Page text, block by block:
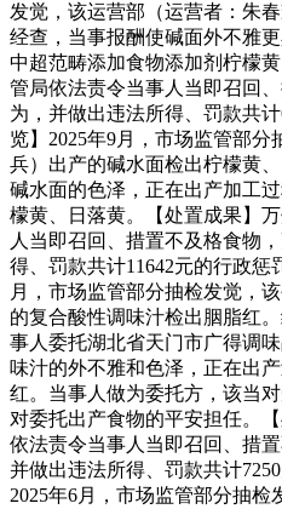
发觉，该运营部（运营者：朱
经查，当事报酬使碱面外不雅
中超范畴添加食物添加剂柠檬
管局依法责令当事人当即召回
为，并做出违法所得、罚款共
览】2025年9月，市场监管部
兵）出产的碱水面检出柠檬黄
碱水面的色泽，正在出产加工
檬黄、日落黄。【处置成果】
人当即召回、措置不及格食物
得、罚款共计11642元的行政惩
月，市场监管部分抽检发觉，
的复合酸性调味汁检出胭脂红
事人委托湖北省天门市广得调
味汁的外不雅和色泽，正在出
红。当事人做为委托方，该当
对委托出产食物的平安担任。
依法责令当事人当即召回、措
并做出违法所得、罚款共计
2025年6月，市场监管部分抽检